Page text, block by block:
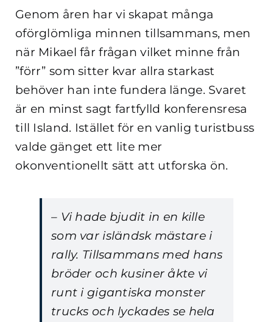
Genom åren har vi skapat många
oförglömliga minnen tillsammans, men
när Mikael får frågan vilket minne från
”förr” som sitter kvar allra starkast
behöver han inte fundera länge. Svaret
är en minst sagt fartfylld konferensresa
till Island. Istället för en vanlig turistbuss
valde gänget ett lite mer
okonventionellt sätt att utforska ön.
– Vi hade bjudit in en kille
som var isländsk mästare i
rally. Tillsammans med hans
bröder och kusiner åkte vi
runt i gigantiska monster
trucks och lyckades se hela